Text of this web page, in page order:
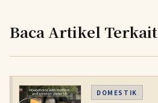
Baca Artikel Terkait
DOMESTIK